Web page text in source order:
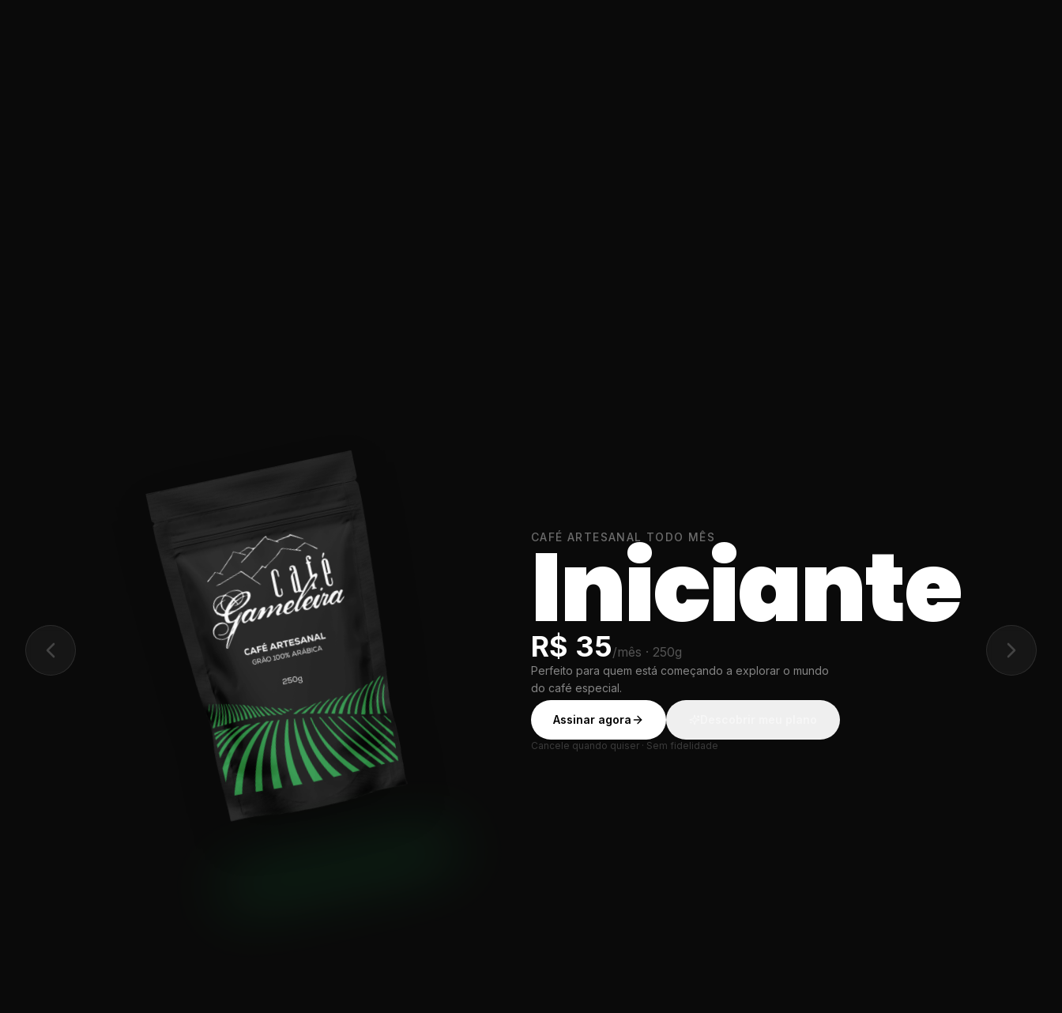
CAFÉ ARTESANAL TODO MÊS
Iniciante
R$ 35/mês · 250g
Perfeito para quem está começando a explorar o mundo
do café especial.
Assinar agora
Cancele quando quiser · Sem fidelidade